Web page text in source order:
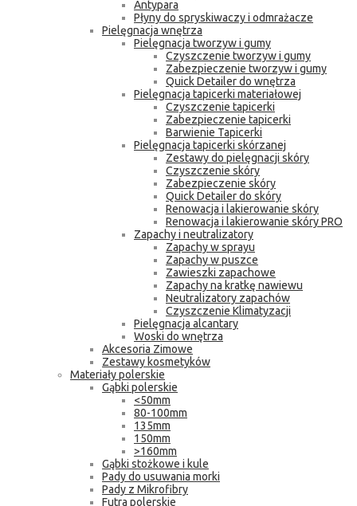
Antypara
Płyny do spryskiwaczy i odmrażacze
Pielęgnacja wnętrza
Pielęgnacja tworzyw i gumy
Czyszczenie tworzyw i gumy
Zabezpieczenie tworzyw i gumy
Quick Detailer do wnętrza
Pielęgnacja tapicerki materiałowej
Czyszczenie tapicerki
Zabezpieczenie tapicerki
Barwienie Tapicerki
Pielęgnacja tapicerki skórzanej
Zestawy do pielęgnacji skóry
Czyszczenie skóry
Zabezpieczenie skóry
Quick Detailer do skóry
Renowacja i lakierowanie skóry
Renowacja i lakierowanie skóry PRO
Zapachy i neutralizatory
Zapachy w sprayu
Zapachy w puszce
Zawieszki zapachowe
Zapachy na kratkę nawiewu
Neutralizatory zapachów
Czyszczenie Klimatyzacji
Pielęgnacja alcantary
Woski do wnętrza
Akcesoria Zimowe
Zestawy kosmetyków
Materiały polerskie
Gąbki polerskie
<50mm
80-100mm
135mm
150mm
>160mm
Gąbki stożkowe i kule
Pady do usuwania morki
Pady z Mikrofibry
Futra polerskie